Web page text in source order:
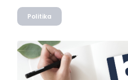
Politika